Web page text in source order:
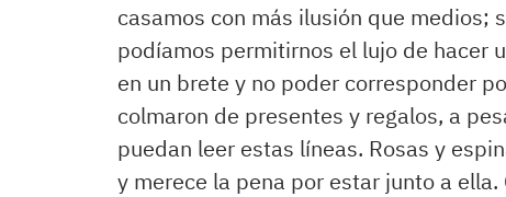
casamos con más ilusión que medios;
podíamos permitirnos el lujo de hacer
en un brete y no poder corresponder
colmaron de presentes y regalos, a
puedan leer estas líneas. Rosas y
y merece la pena por estar junto a